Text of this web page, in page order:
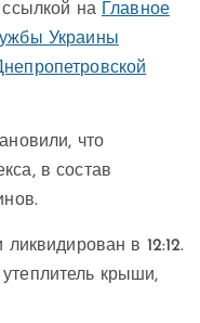
на Главное
Украины
что
в состав
в 12:12.
крыши,